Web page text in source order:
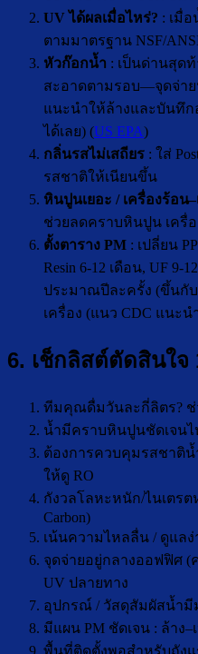
UVได้ผลเมื่อไหร่? : เมื่
ตามมาตรฐาน NSF/
หัวก๊อกน้ำ : เป็นด่านสุด
สะอาดตามรอบ—จุดจ่าย
แนะนำให้ล้างและบันทึ
ได้เลย) (US EPA)
กลิ่นรสไม่เสถียร : ใส่
รสชาติให้เนียนขึ้น
หินปูนเยอะ / เครื่องร้อน–
ช่วยลดคราบหินปูน เครื่อ
ตั้งตาราง PM : เปลี่ยน
Resin 6-12 เดือน, UF 9-
ประมาณปีละครั้ง (ขึ้นกั
เครื่อง (แนว CDC แนะ
6. เช็กลิสต์ตัดสินใ
ทีมคุณดื่มวันละกี่ลิตร? ช่
น้ำมีคราบหินปูนชัดเจน
ต้องการควบคุมรสชาติ
ให้ดู RO
กังวลโลหะหนัก/ไนเตรต
Carbon)
เน้นความไหลลื่น / ดูแล
จุดจ่ายอยู่กลางออฟฟิศ
UV ปลายทาง
อุปกรณ์ / วัสดุสัมผัสน้ำมี
มีแผน PM ชัดเจน : ล้าง–